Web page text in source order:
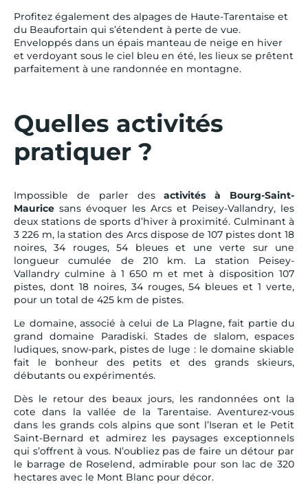
Profitez également des alpages de Haute-Tarentaise et
du Beaufortain qui s’étendent à perte de vue.
Enveloppés dans un épais manteau de neige en hiver
et verdoyant sous le ciel bleu en été, les lieux se prêtent
parfaitement à une randonnée en montagne.
Quelles activités
pratiquer ?
Impossible de parler desactivités à Bourg-Saint-
Maurice sans évoquer les Arcs et Peisey-Vallandry, les
deux stations de sports d’hiver à proximité. Culminant à
3 226 m, la station des Arcs dispose de 107 pistes dont 18
noires, 34 rouges, 54 bleues et une verte sur une
longueur cumulée de 210 km. La station Peisey-
Vallandry culmine à 1 650 m et met à disposition 107
pistes, dont 18 noires, 34 rouges, 54 bleues et 1 verte,
pour un total de 425 km de pistes.
Le domaine, associé à celui de La Plagne, fait partie du
grand domaine Paradiski. Stades de slalom, espaces
ludiques, snow-park, pistes de luge : le domaine skiable
fait le bonheur des petits et des grands skieurs,
débutants ou expérimentés.
Dès le retour des beaux jours, les randonnées ont la
cote dans la vallée de la Tarentaise. Aventurez-vous
dans les grands cols alpins que sont l’Iseran et le Petit
Saint-Bernard et admirez les paysages exceptionnels
qui s’offrent à vous. N’oubliez pas de faire un détour par
le barrage de Roselend, admirable pour son lac de 320
hectares avec le Mont Blanc pour décor.